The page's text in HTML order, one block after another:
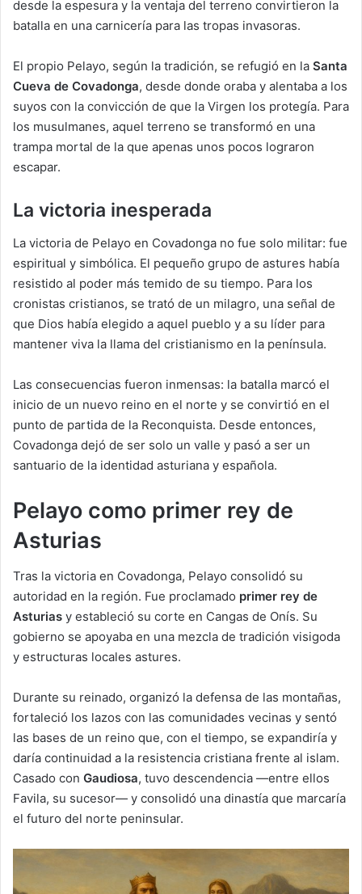
desde la espesura y la ventaja del terreno convirtieron la
batalla en una carnicería para las tropas invasoras.
El propio Pelayo, según la tradición, se refugió en la Santa
Cueva de Covadonga, desde donde oraba y alentaba a los
suyos con la convicción de que la Virgen los protegía. Para
los musulmanes, aquel terreno se transformó en una
trampa mortal de la que apenas unos pocos lograron
escapar.
La victoria inesperada
La victoria de Pelayo en Covadonga no fue solo militar: fue
espiritual y simbólica. El pequeño grupo de astures había
resistido al poder más temido de su tiempo. Para los
cronistas cristianos, se trató de un milagro, una señal de
que Dios había elegido a aquel pueblo y a su líder para
mantener viva la llama del cristianismo en la península.
Las consecuencias fueron inmensas: la batalla marcó el
inicio de un nuevo reino en el norte y se convirtió en el
punto de partida de la Reconquista. Desde entonces,
Covadonga dejó de ser solo un valle y pasó a ser un
santuario de la identidad asturiana y española.
Pelayo como primer rey de
Asturias
Tras la victoria en Covadonga, Pelayo consolidó su
autoridad en la región. Fue proclamado primer rey de
Asturias y estableció su corte en Cangas de Onís. Su
gobierno se apoyaba en una mezcla de tradición visigoda
y estructuras locales astures.
Durante su reinado, organizó la defensa de las montañas,
fortaleció los lazos con las comunidades vecinas y sentó
las bases de un reino que, con el tiempo, se expandiría y
daría continuidad a la resistencia cristiana frente al islam.
Casado con Gaudiosa, tuvo descendencia —entre ellos
Favila, su sucesor— y consolidó una dinastía que marcaría
el futuro del norte peninsular.